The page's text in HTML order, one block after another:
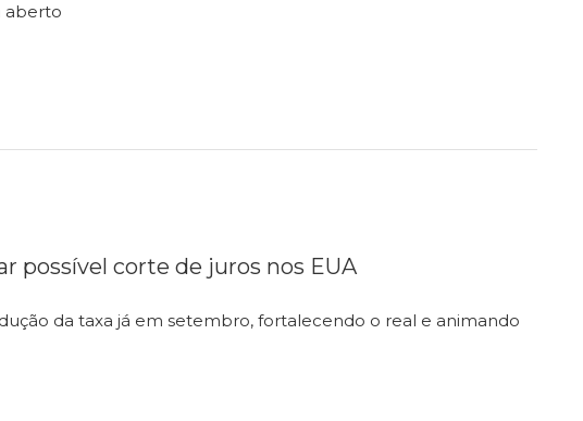
aberto
possível corte de juros nos EUA
da taxa já em setembro, fortalecendo o real e animando